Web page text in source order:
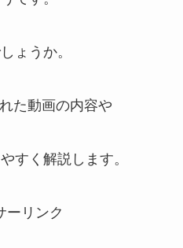
ょうか。
た動画の内容や
すく解説します。
ーリンク